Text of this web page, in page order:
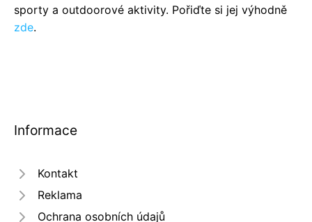
sporty a outdoorové aktivity. Pořiďte si jej výhodně
zde.
Informace
Kontakt
Reklama
Ochrana osobních údajů